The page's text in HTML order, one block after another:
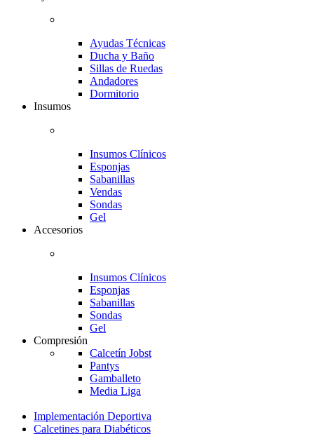
Ayudas Técnicas
Ducha y Baño
Sillas de Ruedas
Andadores
Dormitorio
Insumos
Insumos Clínicos
Esponjas
Sabanillas
Vendas
Sondas
Gel
Accesorios
Insumos Clínicos
Esponjas
Sabanillas
Sondas
Gel
Compresión
Calcetín Jobst
Pantys
Gamballeto
Media Liga
Implementación Deportiva
Calcetines para Diabéticos